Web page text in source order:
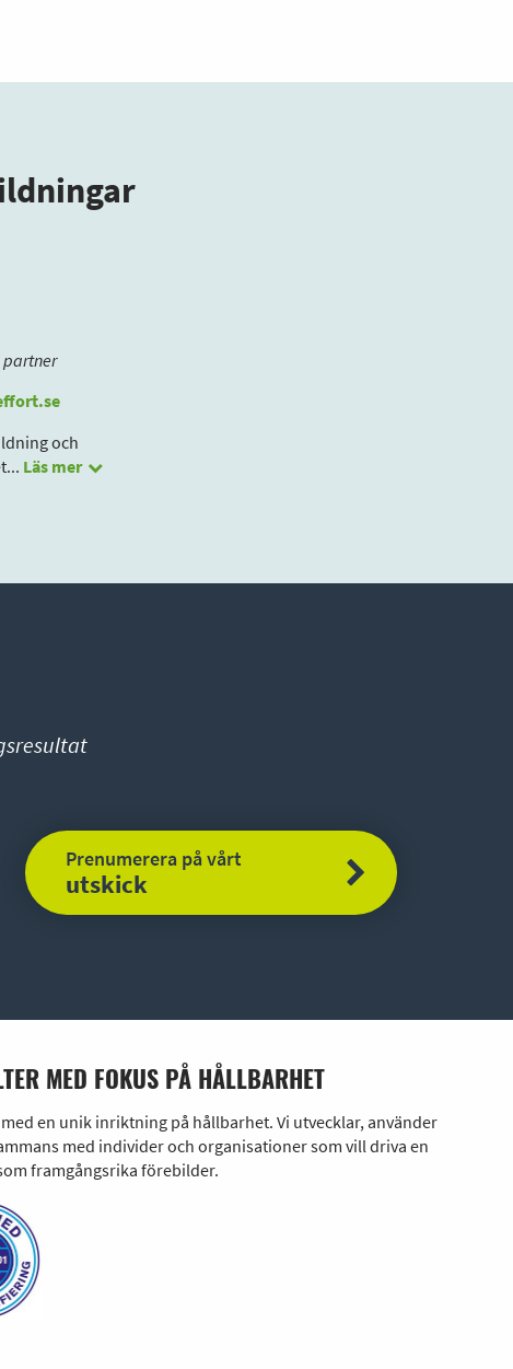
partner
och
... Läs mer
Prenumerera på vårt
utskick
MED FOKUS PÅ HÅLLBARHET
en unik inriktning på hållbarhet. Vi utvecklar, använder
med individer och organisationer som vill driva en
framgångsrika förebilder.